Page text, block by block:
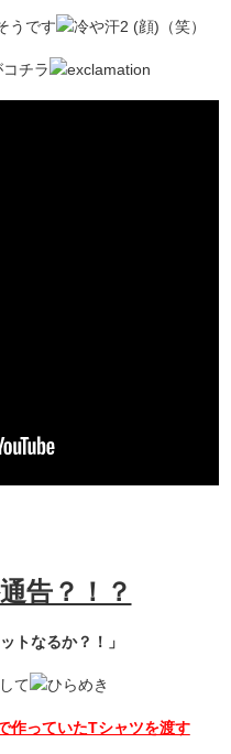
うです （笑）
チラ
告？！？
トなるか？！」
て
作っていたTシャツを渡す